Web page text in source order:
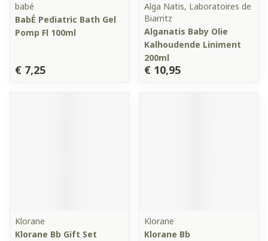
babé
BabÉ Pediatric Bath Gel
Pomp Fl 100ml
€ 7,25
Alga Natis, Laboratoires de
Biarritz
Alganatis Baby Olie
Kalhoudende Liniment
200ml
€ 10,95
Klorane
Klorane Bb Gift Set
Klorane
Klorane Bb